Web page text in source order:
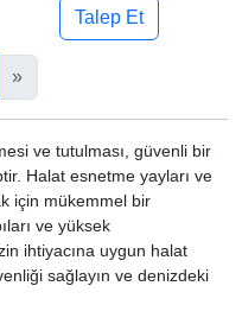
Talep Et
»
ve tutulması, güvenli bir
Halat esnetme yayları ve
için mükemmel bir
ve yüksek
ihtiyacına uygun halat
sağlayın ve denizdeki